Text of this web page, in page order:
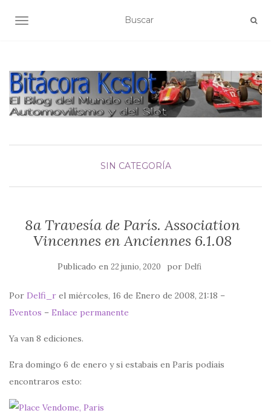
ALTERNAR NAVEGACIÓN
SIN CATEGORÍA
8a Travesía de París. Association
Vincennes en Anciennes 6.1.08
Publicado en 22 junio, 2020 por Delfi
Por Delfi_r el miércoles, 16 de Enero de 2008, 21:18 –
Eventos – Enlace permanente
Ya van 8 ediciones.
Era domingo 6 de enero y si estabais en París podíais
encontraros esto: